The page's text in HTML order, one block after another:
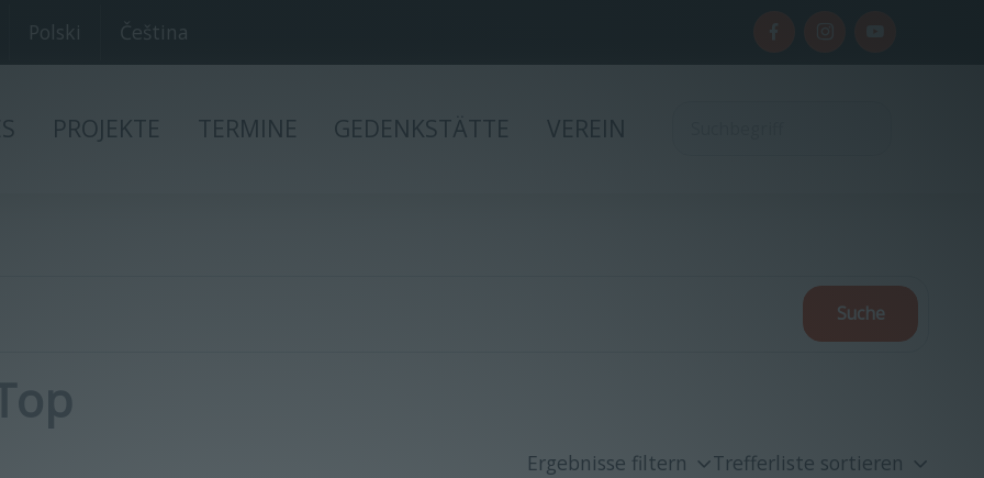
Polski Čeština
PROJEKTE TERMINE GEDENKSTÄTTE VEREIN
Ergebnisse filtern Trefferliste sortieren